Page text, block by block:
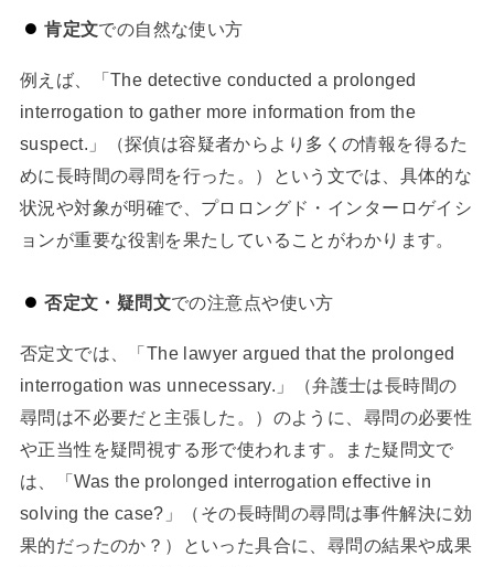
肯定文での自然な使い方
例えば、「The detective conducted a prolonged
interrogation to gather more information from the
suspect.」（探偵は容疑者からより多くの情報を得るた
めに長時間の尋問を行った。）という文では、具体的な
状況や対象が明確で、プロロングド・インターロゲイシ
ョンが重要な役割を果たしていることがわかります。
否定文・疑問文での注意点や使い方
否定文では、「The lawyer argued that the prolonged
interrogation was unnecessary.」（弁護士は長時間の
尋問は不必要だと主張した。）のように、尋問の必要性
や正当性を疑問視する形で使われます。また疑問文で
は、「Was the prolonged interrogation effective in
solving the case?」（その長時間の尋問は事件解決に効
果的だったのか？）といった具合に、尋問の結果や成果